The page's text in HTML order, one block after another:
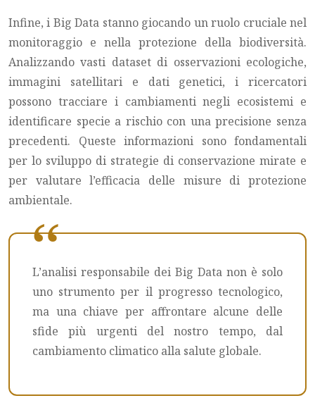
Infine, i Big Data stanno giocando un ruolo cruciale nel
monitoraggio e nella protezione della biodiversità.
Analizzando vasti dataset di osservazioni ecologiche,
immagini satellitari e dati genetici, i ricercatori
possono tracciare i cambiamenti negli ecosistemi e
identificare specie a rischio con una precisione senza
precedenti. Queste informazioni sono fondamentali
per lo sviluppo di strategie di conservazione mirate e
per valutare l’efficacia delle misure di protezione
ambientale.
L’analisi responsabile dei Big Data non è solo
uno strumento per il progresso tecnologico,
ma una chiave per affrontare alcune delle
sfide più urgenti del nostro tempo, dal
cambiamento climatico alla salute globale.